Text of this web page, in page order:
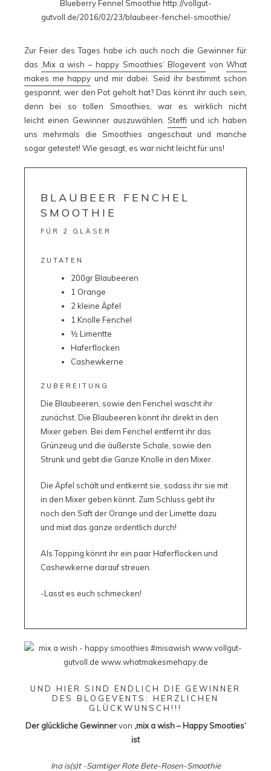
Zur Feier des Tages habe ich auch noch die Gewinner für
das ‚Mix a wish – happy Smoothies‘ Blogevent vonWhat
makes me happy und mir dabei. Seid ihr bestimmt schon
gespannt, wer den Pot geholt hat? Das könnt ihr auch sein,
denn bei so tollen Smoothies, war es wirklich nicht
leicht einen Gewinner auszuwählen.Steffi und ich haben
uns mehrmals die Smoothies angeschaut und manche
sogar getestet! Wie gesagt, es war nicht leicht für uns!
BLAUBEER FENCHEL
SMOOTHIE
FÜR 2 GLÄSER
ZUTATEN
200gr Blaubeeren
1 Orange
2 kleine Äpfel
1 Knolle Fenchel
½ Limentte
Haferflocken
Cashewkerne
ZUBEREITUNG
Die Blaubeeren, sowie den Fenchel wascht ihr
zunächst. Die Blaubeeren könnt ihr direkt in den
Mixer geben. Bei dem Fenchel entfernt ihr das
Grünzeug und die äußerste Schale, sowie den
Strunk und gebt die Ganze Knolle in den Mixer.
Die Äpfel schält und entkernt sie, sodass ihr sie mit
in den Mixer geben könnt. Zum Schluss gebt ihr
noch den Saft der Orange und der Limette dazu
und mixt das ganze ordentlich durch!
Als Topping könnt ihr ein paar Haferflocken und
Cashewkerne darauf streuen.
-Lasst es euch schmecken!
UND HIER SIND ENDLICH DIE GEWINNER
DES BLOGEVENTS : HERZLICHEN
GLÜCKWUNSCH!!!
Der glückliche Gewinnervon ‚mix a wish – Happy Smooties‘
ist
Ina is(s)t -Samtiger Rote Bete-Rosen-Smoothie